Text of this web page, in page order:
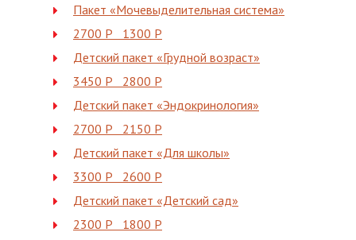
Пакет «Мочевыделительная система»
2700 Р 1300 Р
Детский пакет «Грудной возраст»
3450 Р 2800 Р
Детский пакет «Эндокринология»
2700 Р 2150 Р
Детский пакет «Для школы»
3300 Р 2600 Р
Детский пакет «Детский сад»
2300 Р 1800 Р